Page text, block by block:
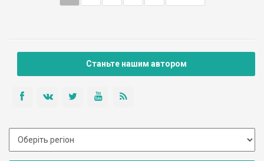
Станьте нашим автором